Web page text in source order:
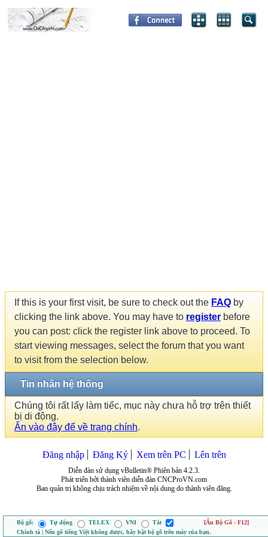
If this is your first visit, be sure to check out the FAQ by
clicking the link above. You may have to register before
you can post: click the register link above to proceed. To
start viewing messages, select the forum that you want
to visit from the selection below.
Tin nhắn hệ thống
Chúng tôi rất lấy làm tiếc, mục này chưa hỗ trợ trên thiết
bị di động.
Ấn vào đây để về trang chính.
Đăng nhập Đăng Ký Xem trên PC Lên trên
Diễn đàn sử dụng vBulletin® Phiên bản 4.2.3.
Phát triển bởi thành viên diễn đàn CNCProVN.com
Ban quản trị không chịu trách nhiệm về nội dung do thành viên đăng.
Bộ gõ: Tự động TELEX VNI Tắt
[Ẩn Bộ Gõ - F12]
Chính tả | Nếu gõ tiếng Việt không được, hãy bật bộ gõ trên máy của bạn.